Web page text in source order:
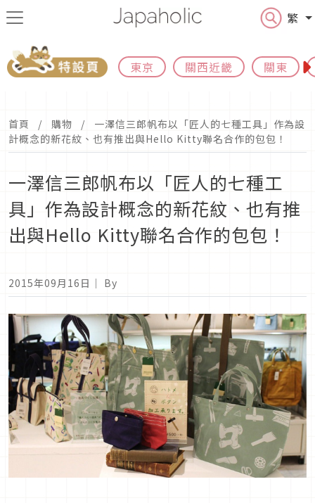
繁
東京 關西近畿 關東
首頁 購物
一澤信三郎帆布以「匠人的七種工具」作為設
計概念的新花紋、也有推出與Hello Kitty聯名合作的包包！
一澤信三郎帆布以「匠人的七種工
具」作為設計概念的新花紋、也有推
出與Hello Kitty聯名合作的包包！
2015年09月16日 ｜ By